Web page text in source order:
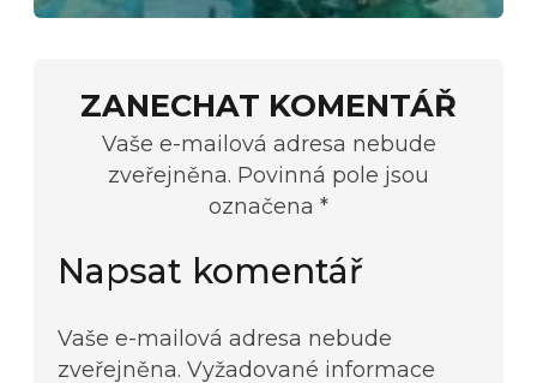
ZANECHAT KOMENTÁŘ
Vaše e-mailová adresa nebude
zveřejněna. Povinná pole jsou
označena *
Napsat komentář
Vaše e-mailová adresa nebude
zveřejněna. Vyžadované informace